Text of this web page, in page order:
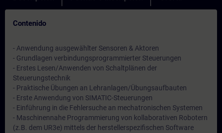
Contenido
- Anwendung ausgewählter Sensoren & Aktoren
- Grundlagen verbindungsprogrammierter Steuerungen
- Erstes Lesen/Anwenden von Schaltplänen der
Steuerungstechnik
- Praktische Übungen an Lehranlagen/Übungsaufbauten
- Erste Anwendung von SIMATIC-Steuerungen
- Einführung in die Fehlersuche an mechatronischen Systemen
- Maschinennahe Programmierung von kollaborativen Robotern
(z.B. dem UR3e) mittels der herstellerspezifischen Software